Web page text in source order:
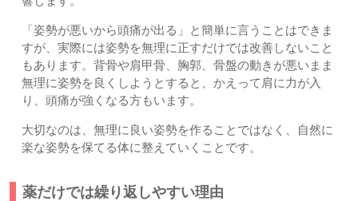
「姿勢が悪いから頭痛が出る」と簡単に言うことはできま
すが、実際には姿勢を無理に正すだけでは改善しないこと
もあります。背骨や肩甲骨、胸郭、骨盤の動きが悪いまま
無理に姿勢を良くしようとすると、かえって肩に力が入
り、頭痛が強くなる方もいます。
大切なのは、無理に良い姿勢を作ることではなく、自然に
楽な姿勢を保てる体に整えていくことです。
薬だけでは繰り返しやすい理由